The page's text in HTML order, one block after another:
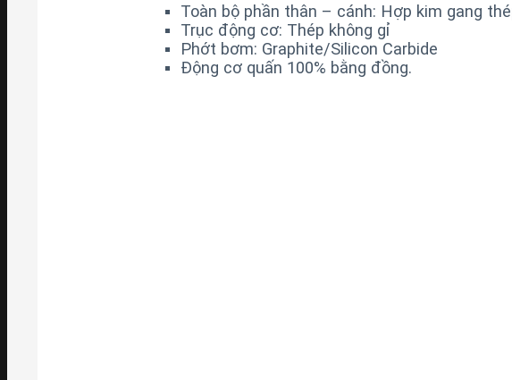
Toàn bộ phần thân – cánh: Hợp kim gang
Trục động cơ: Thép không gỉ
Phớt bơm: Graphite/Silicon Carbide
Động cơ quấn 100% bằng đồng.